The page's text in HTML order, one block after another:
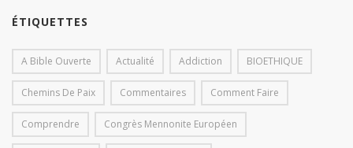
ÉTIQUETTES
A Bible Ouverte Actualité Addiction BIOETHIQUE
Chemins De Paix Commentaires Comment Faire
Comprendre Congrès Mennonite Européen